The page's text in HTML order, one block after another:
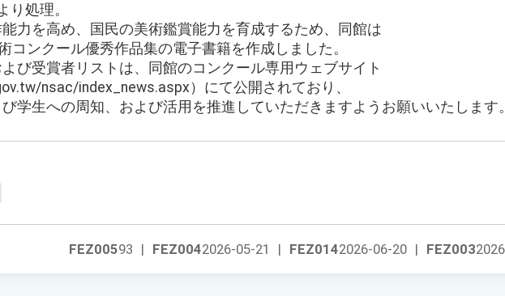
り処理。
力を高め、国民の美術鑑賞能力を育成するため、同館は
コンクール優秀作品集の電子書籍を作成しました。
び受賞者リストは、同館のコンクール専用ウェブサイト
nsac/index_news.aspx）にて公開されており、
学生への周知、および活用を推進していただきますようお願いいたします。
FEZ003
FEZ0142026-06-20 |
FEZ0042026-05-21 |
FEZ00593 |